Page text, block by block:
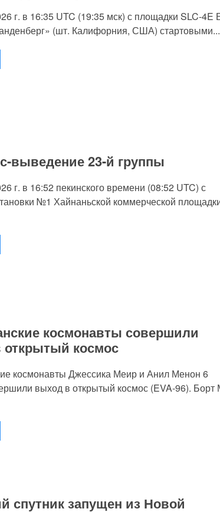
г. в 16:35 UTC (19:35 мск) с площадки SLC-4E
(шт. Калифорния, США) стартовыми...
выведение 23-й группы
г. в 16:52 пекинского времени (08:52 UTC) с
№1 Хайнаньской коммерческой
космонавты совершили
космос
космонавты Джессика Меир и Анил Менон 6
выход в открытый космос (EVA-96).
спутник запущен из Новой